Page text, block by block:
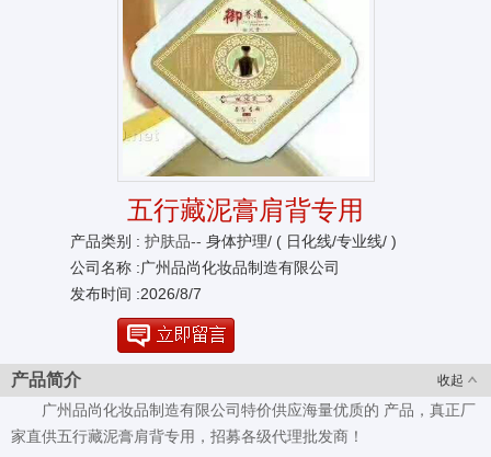
五行藏泥膏肩背专用
产品类别 : 护肤品-- 身体护理/ ( 日化线/专业线/ )
公司名称 :广州品尚化妆品制造有限公司
发布时间 :2026/8/7
收起
产品简介
广州品尚化妆品制造有限公司特价供应海量优质的 产品，真正厂
家直供五行藏泥膏肩背专用，招募各级代理批发商！